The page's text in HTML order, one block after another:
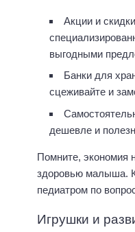
Акции и
выгодными
Банки для
сцеживайте и
дешевле и
Помните, экономия
здоровью малыша.
педиатром по
Игрушки и